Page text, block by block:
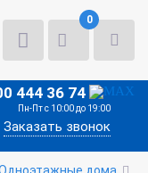
0
444 36 74
Пн-Пт с 10:00 до 19:00
Заказать звонок